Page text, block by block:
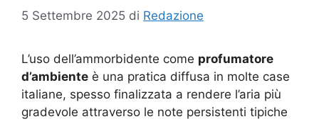
5 Settembre 2025 di Redazione
L’uso dell’ammorbidente come profumatore
d’ambiente è una pratica diffusa in molte case
italiane, spesso finalizzata a rendere l’aria più
gradevole attraverso le note persistenti tipiche